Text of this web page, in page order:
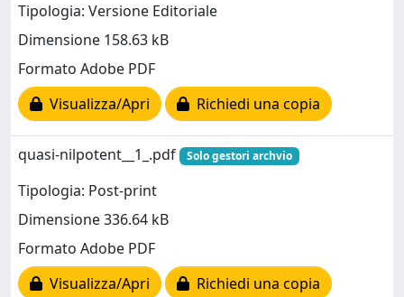
Tipologia: Versione Editoriale
Dimensione 158.63 kB
Formato Adobe PDF
Visualizza/Apri
Richiedi una copia
quasi-nilpotent__1_.pdf Solo gestori archvio
Tipologia: Post-print
Dimensione 336.64 kB
Formato Adobe PDF
Visualizza/Apri
Richiedi una copia